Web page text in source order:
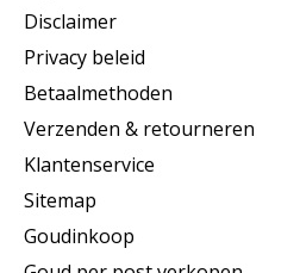
Disclaimer
Privacy beleid
Betaalmethoden
Verzenden & retourneren
Klantenservice
Sitemap
Goudinkoop